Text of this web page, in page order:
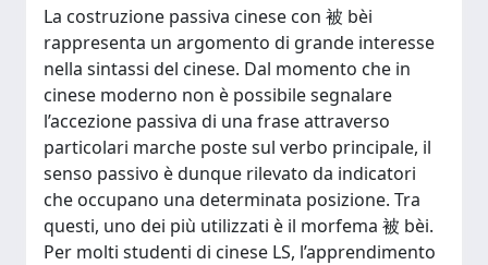
La costruzione passiva cinese con 被 bèi
rappresenta un argomento di grande interesse
nella sintassi del cinese. Dal momento che in
cinese moderno non è possibile segnalare
l’accezione passiva di una frase attraverso
particolari marche poste sul verbo principale, il
senso passivo è dunque rilevato da indicatori
che occupano una determinata posizione. Tra
questi, uno dei più utilizzati è il morfema 被 bèi.
Per molti studenti di cinese LS, l’apprendimento